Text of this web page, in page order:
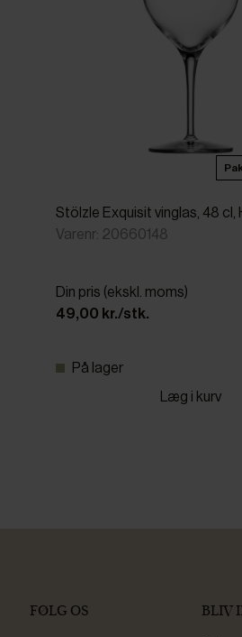
Stölzle Exquisit vinglas, 48 cl,
Varenr: 20660148
Din pris (ekskl. moms)
49,00 kr./stk.
På lager
Læg i kurv
FØLG OS BLIV